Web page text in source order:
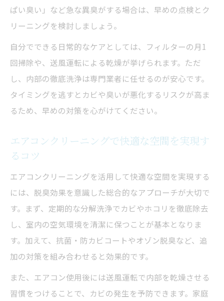
ぱい臭い」など急な異臭がする場合は、早めの点検とク
リーニングを検討しましょう。
自分でできる日常的なケアとしては、フィルターの月1
回掃除や、送風運転による乾燥が挙げられます。ただ
し、内部の徹底洗浄は専門業者に任せるのが安心です。
タイミングを逃すとカビや臭いが悪化するリスクが高ま
るため、早めの対策を心がけてください。
エアコンクリーニングで快適な空間を実現す
るコツ
エアコンクリーニングを活用して快適な空間を実現する
には、脱臭効果を意識した総合的なアプローチが大切で
す。まず、定期的な分解洗浄でカビやホコリを徹底除去
し、室内の空気環境を清潔に保つことが基本となりま
す。加えて、抗菌・防カビコートやオゾン脱臭など、追
加の対策を組み合わせると効果的です。
また、エアコン使用後には送風運転で内部を乾燥させる
習慣をつけることで、カビの発生を予防できます。家庭